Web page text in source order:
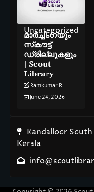
Uncategorized
മാർച്ചിംഗ്‌യും
സ്‌കൗട്ട്
ഡ്രില്ലുകളും
| Scout
Library
Ramkumar R
June 24, 2026
Kandalloor South
Kerala